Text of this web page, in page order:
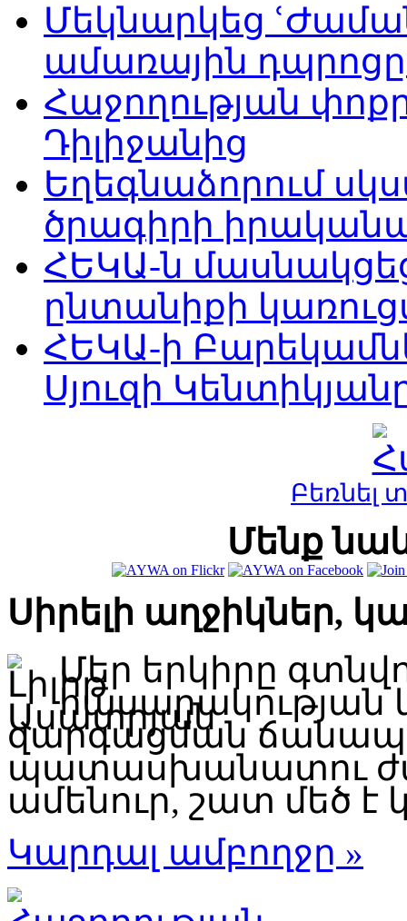
Մեկնարկեց
ամառային
Հաջողության
Դիլիջանից
Եղեգնաձորում
ծրագիրի
ՀԵԿԱ-ն
ընտանիքի
ՀԵԿԱ-ի
Սյուզի
Բեռնել
Մենք
Սիրելի աղջիկներ,
Մեր երկիրը
հասարակության
զարգացման
պատասխանատու
ամենուր, շատ մեծ է
Կարդալ ամբողջը »